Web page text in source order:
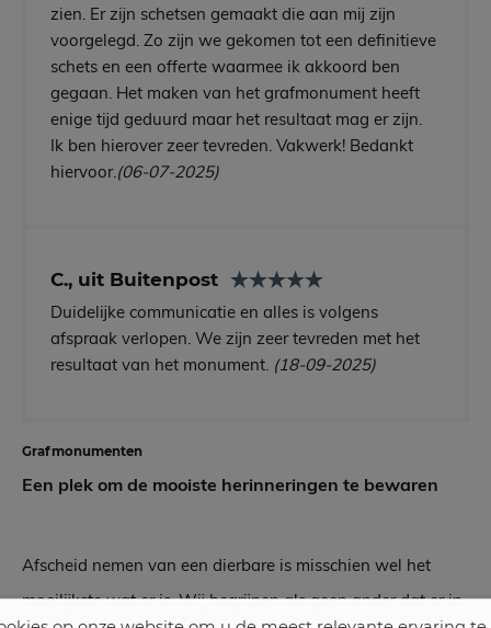
zien. Er zijn schetsen gemaakt die aan mij zijn
voorgelegd. Zo zijn we gekomen tot een definitieve
schets en een offerte waarmee ik akkoord ben
gegaan. Het maken van het grafmonument heeft
enige tijd geduurd maar het resultaat mag er zijn.
Ik ben hierover zeer tevreden. Vakwerk! Bedankt
hiervoor.(06-07-2025)
C., uit Buitenpost
Duidelijke communicatie en alles is volgens
afspraak verlopen. We zijn zeer tevreden met het
resultaat van het monument. (18-09-2025)
Grafmonumenten
Een plek om de mooiste herinneringen te bewaren
Afscheid nemen van een dierbare is misschien wel het
moeilijkste wat er is. Wij begrijpen als geen ander dat er in